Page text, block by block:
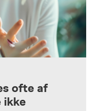
ofte af
ikke